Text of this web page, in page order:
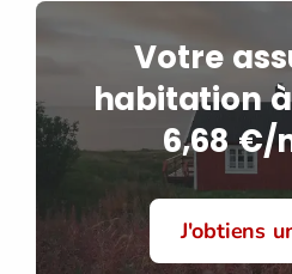
Votre
habitation
6,68 €/
J'obtiens